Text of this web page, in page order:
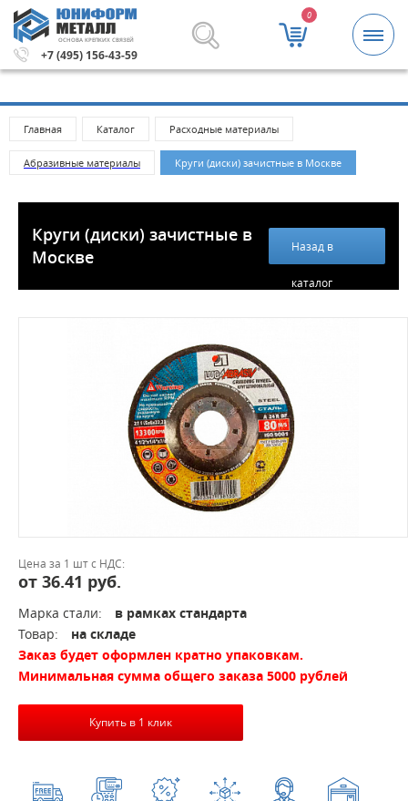
ОСНОВА КРЕПКИХ СВЯЗЕЙ
+7 (495) 156-43-59
0
рублей.Метизы и крепежные изделия оптом.
Главная Каталог Расходные материалы
Абразивные материалы Круги (диски) зачистные в Москве
Круги (диски) зачистные в
Москве
Назад в
каталог
Цена за 1 шт с НДС:
от 36.41 руб.
Марка стали:
в рамках стандарта
Товар:
на складе
Заказ будет оформлен кратно упаковкам.
Минимальная сумма общего заказа 5000 рублей
Купить в 1 клик